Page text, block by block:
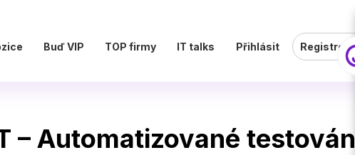
Buď VIP TOP firmy IT talks Přihlásit
– Automatizované testování